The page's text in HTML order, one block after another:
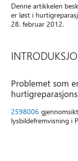
Denne artikkelen
er løst i
28. februar 2012.
Problemet som
2598006
lysbildefremvisning i